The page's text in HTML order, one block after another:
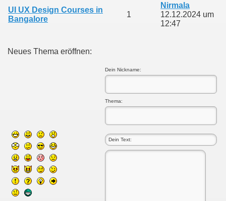
UI UX Design Courses in
Bangalore
1
Nirmala
12.12.2024 um
12:47
Neues Thema eröffnen:
Dein Nickname:
Thema: